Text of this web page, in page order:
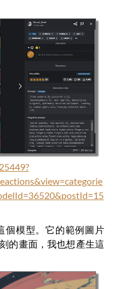
個模型。它的範例圖片
的畫面，我也想產生這